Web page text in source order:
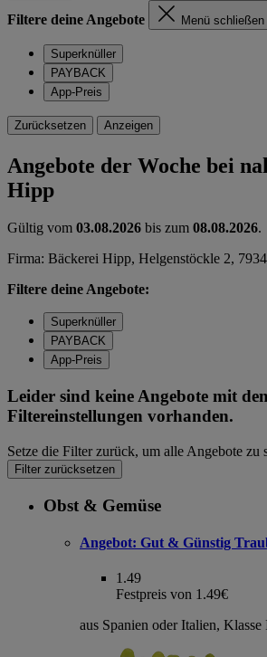
Filtere deine Angebote Menü schließen
Superknüller
PAYBACK
App-Preis
Zurücksetzen Anzeigen
Angebote der Woche bei
Hipp
Gültig vom 03.08.2026 bis zum 08.08.2026.
Firma: Bäckerei Hipp, Helgenstöckle 2,
Filtere deine Angebote:
Superknüller
PAYBACK
App-Preis
Leider sind keine Angebote mit den
Filtereinstellungen vorhanden.
Setze die Filter zurück, um alle Angebote zu
Filter zurücksetzen
Obst & Gemüse
Angebot: Gut & Günstig
1.49
Festpreis von 1.49€
aus Spanien oder Italien,